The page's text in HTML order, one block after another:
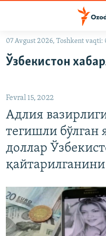
Асосий
Қидиришга
ўтинг
OZODLIK SURISHTIRUVLARI
На русском
ИЖТИМОИЙ ТАРМОҚЛАР
Озодлик бошқа
07 Avgust 2026, Toshkent vaqti:
Ўзбекистон
Fevral 15, 2022
Адлия
тегишли бўлган
доллар